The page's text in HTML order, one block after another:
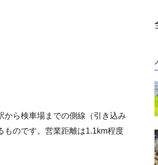
から検車場までの側線（引き込み
ものです。営業距離は1.1km程度